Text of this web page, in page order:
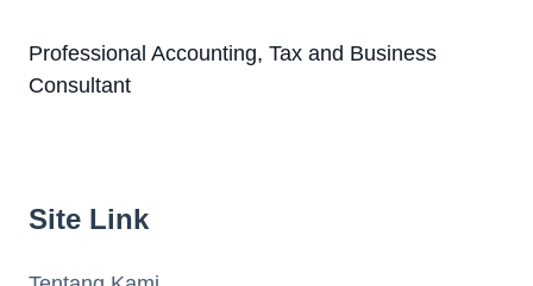
Professional Accounting, Tax and Business
Consultant
Site Link